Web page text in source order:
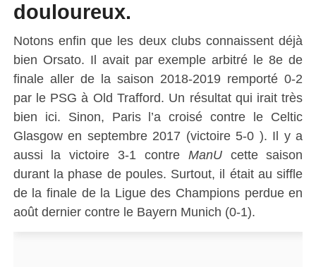
douloureux.
Notons enfin que les deux clubs connaissent déjà
bien Orsato. Il avait par exemple arbitré le 8e de
finale aller de la saison 2018-2019 remporté 0-2
par le PSG à Old Trafford. Un résultat qui irait très
bien ici. Sinon, Paris l’a croisé contre le Celtic
Glasgow en septembre 2017 (victoire 5-0 ). Il y a
aussi la victoire 3-1 contre ManU cette saison
durant la phase de poules. Surtout, il était au siffle
de la finale de la Ligue des Champions perdue en
août dernier contre le Bayern Munich (0-1).